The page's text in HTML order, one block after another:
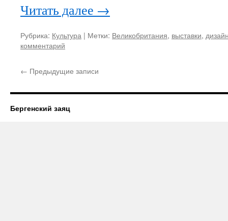
Читать далее →
Рубрика: Культура | Метки: Великобритания, выставки,
комментарий
← Предыдущие записи
Бергенский заяц